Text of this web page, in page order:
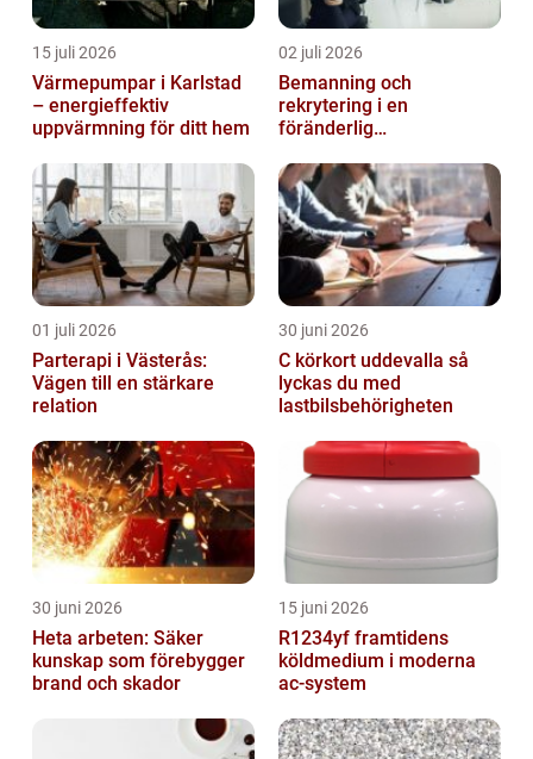
15 juli 2026
Värmepumpar i Karlstad
– energieffektiv
uppvärmning för ditt hem
02 juli 2026
Bemanning och
rekrytering i en
föränderlig
01 juli 2026
Parterapi i Västerås:
Vägen till en stärkare
relation
30 juni 2026
C körkort uddevalla så
lyckas du med
lastbilsbehörigheten
30 juni 2026
Heta arbeten: Säker
kunskap som förebygger
brand och skador
15 juni 2026
R1234yf framtidens
köldmedium i moderna
ac-system